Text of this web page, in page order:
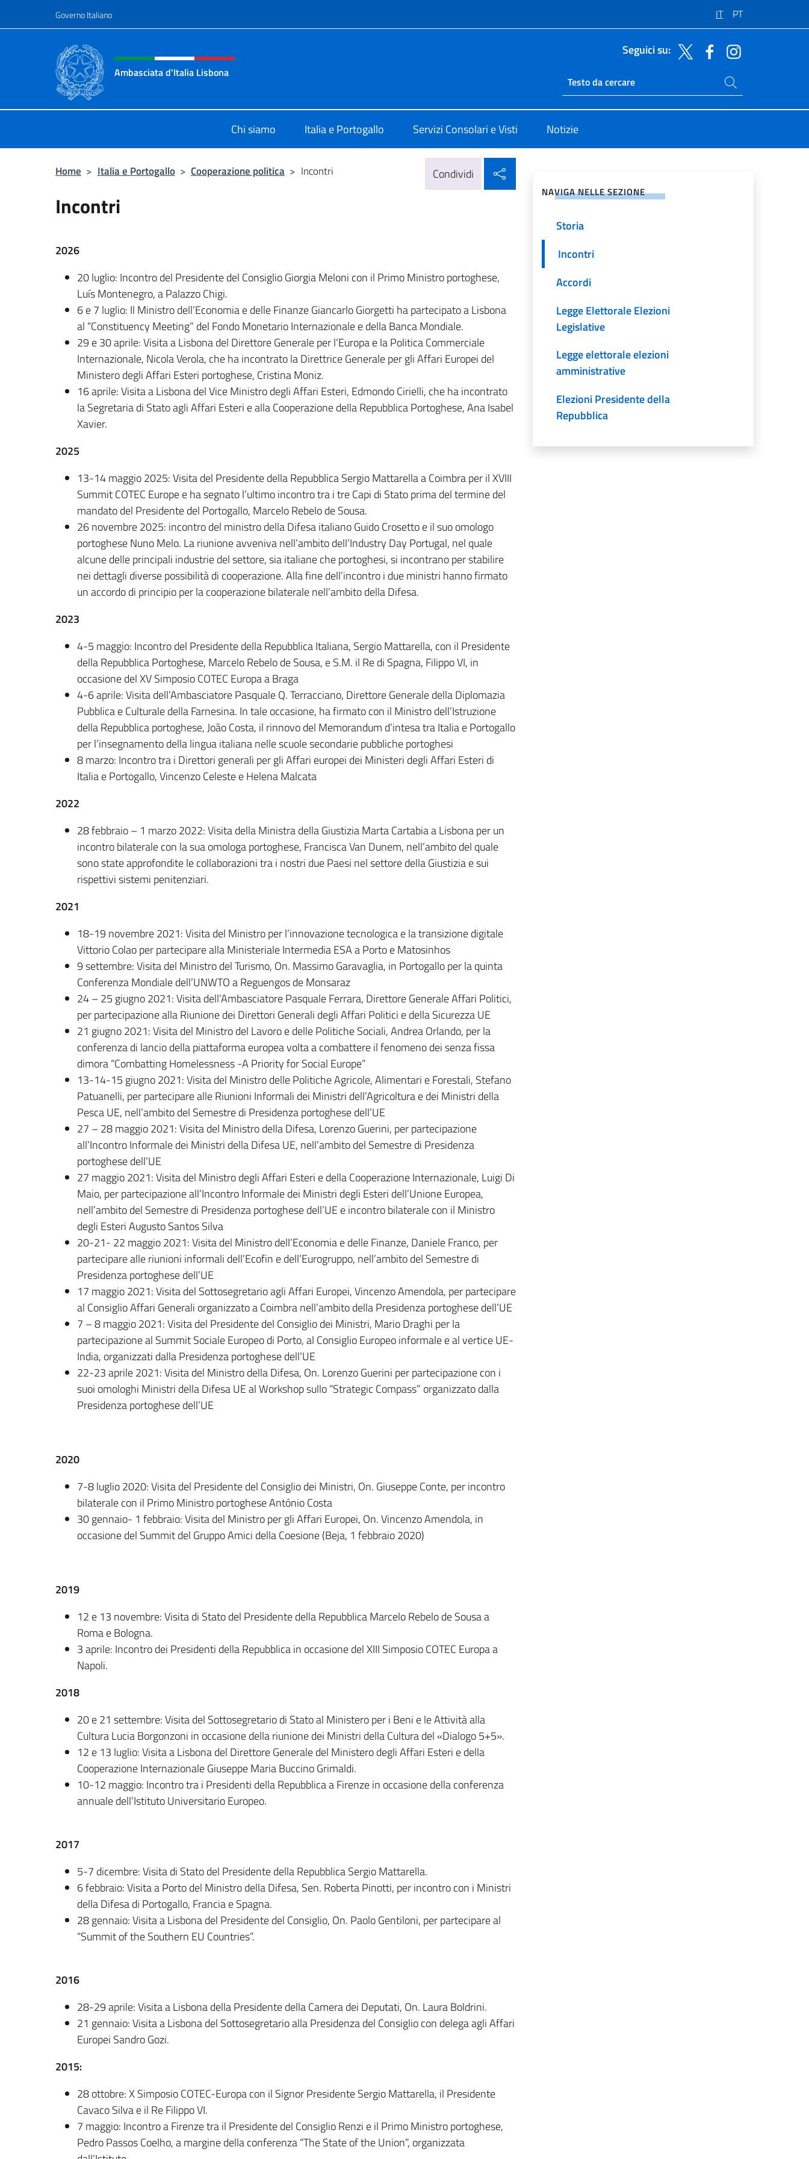
Governo Italiano IT PT
Intestazione sito, social e menù
Ambasciata d'Italia Lisbona
Seguici su:
Ricerca sito live
Cerca nel sito
Chi siamo Italia e Portogallo Servizi Consolari e Visti Notizie
Home > Italia e Portogallo > Cooperazione politica > Incontri Condividi
Incontri
2026
20 luglio: Incontro del Presidente del Consiglio Giorgia Meloni con il Primo Ministro portoghese,
Luís Montenegro, a Palazzo Chigi.
6 e 7 luglio: Il Ministro dell’Economia e delle Finanze Giancarlo Giorgetti ha partecipato a Lisbona
al “Constituency Meeting” del Fondo Monetario Internazionale e della Banca Mondiale.
29 e 30 aprile: Visita a Lisbona del Direttore Generale per l’Europa e la Politica Commerciale
Internazionale, Nicola Verola, che ha incontrato la Direttrice Generale per gli Affari Europei del
Ministero degli Affari Esteri portoghese, Cristina Moniz.
16 aprile: Visita a Lisbona del Vice Ministro degli Affari Esteri, Edmondo Cirielli, che ha incontrato
la Segretaria di Stato agli Affari Esteri e alla Cooperazione della Repubblica Portoghese, Ana Isabel
Xavier.
2025
13-14 maggio 2025: Visita del Presidente della Repubblica Sergio Mattarella a Coimbra per il XVIII
Summit COTEC Europe e ha segnato l’ultimo incontro tra i tre Capi di Stato prima del termine del
mandato del Presidente del Portogallo, Marcelo Rebelo de Sousa.
26 novembre 2025: incontro del ministro della Difesa italiano Guido Crosetto e il suo omologo
portoghese Nuno Melo. La riunione avveniva nell’ambito dell’Industry Day Portugal, nel quale
alcune delle principali industrie del settore, sia italiane che portoghesi, si incontrano per stabilire
nei dettagli diverse possibilità di cooperazione. Alla fine dell’incontro i due ministri hanno firmato
un accordo di principio per la cooperazione bilaterale nell’ambito della Difesa.
2023
4-5 maggio: Incontro del Presidente della Repubblica Italiana, Sergio Mattarella, con il Presidente
della Repubblica Portoghese, Marcelo Rebelo de Sousa, e S.M. il Re di Spagna, Filippo VI, in
occasione del XV Simposio COTEC Europa a Braga
4-6 aprile: Visita dell’Ambasciatore Pasquale Q. Terracciano, Direttore Generale della Diplomazia
Pubblica e Culturale della Farnesina. In tale occasione, ha firmato con il Ministro dell’Istruzione
della Repubblica portoghese, João Costa, il rinnovo del Memorandum d’intesa tra Italia e Portogallo
per l’insegnamento della lingua italiana nelle scuole secondarie pubbliche portoghesi
8 marzo: Incontro tra i Direttori generali per gli Affari europei dei Ministeri degli Affari Esteri di
Italia e Portogallo, Vincenzo Celeste e Helena Malcata
2022
28 febbraio – 1 marzo 2022: Visita della Ministra della Giustizia Marta Cartabia a Lisbona per un
incontro bilaterale con la sua omologa portoghese, Francisca Van Dunem, nell’ambito del quale
sono state approfondite le collaborazioni tra i nostri due Paesi nel settore della Giustizia e sui
rispettivi sistemi penitenziari.
2021
18-19 novembre 2021: Visita del Ministro per l’innovazione tecnologica e la transizione digitale
Vittorio Colao per partecipare alla Ministeriale Intermedia ESA a Porto e Matosinhos
9 settembre: Visita del Ministro del Turismo, On. Massimo Garavaglia, in Portogallo per la quinta
Conferenza Mondiale dell’UNWTO a Reguengos de Monsaraz
24 – 25 giugno 2021: Visita dell’Ambasciatore Pasquale Ferrara, Direttore Generale Affari Politici,
per partecipazione alla Riunione dei Direttori Generali degli Affari Politici e della Sicurezza UE
21 giugno 2021: Visita del Ministro del Lavoro e delle Politiche Sociali, Andrea Orlando, per la
conferenza di lancio della piattaforma europea volta a combattere il fenomeno dei senza fissa
dimora “Combatting Homelessness -A Priority for Social Europe”
13-14-15 giugno 2021: Visita del Ministro delle Politiche Agricole, Alimentari e Forestali, Stefano
Patuanelli, per partecipare alle Riunioni Informali dei Ministri dell’Agricoltura e dei Ministri della
Pesca UE, nell’ambito del Semestre di Presidenza portoghese dell’UE
27 – 28 maggio 2021: Visita del Ministro della Difesa, Lorenzo Guerini, per partecipazione
all’Incontro Informale dei Ministri della Difesa UE, nell’ambito del Semestre di Presidenza
portoghese dell’UE
27 maggio 2021: Visita del Ministro degli Affari Esteri e della Cooperazione Internazionale, Luigi Di
Maio, per partecipazione all’Incontro Informale dei Ministri degli Esteri dell’Unione Europea,
nell’ambito del Semestre di Presidenza portoghese dell’UE e incontro bilaterale con il Ministro
degli Esteri Augusto Santos Silva
20-21- 22 maggio 2021: Visita del Ministro dell’Economia e delle Finanze, Daniele Franco, per
partecipare alle riunioni informali dell’Ecofin e dell’Eurogruppo, nell’ambito del Semestre di
Presidenza portoghese dell’UE
17 maggio 2021: Visita del Sottosegretario agli Affari Europei, Vincenzo Amendola, per partecipare
al Consiglio Affari Generali organizzato a Coimbra nell’ambito della Presidenza portoghese dell’UE
7 – 8 maggio 2021: Visita del Presidente del Consiglio dei Ministri, Mario Draghi per la
partecipazione al Summit Sociale Europeo di Porto, al Consiglio Europeo informale e al vertice UE-
India, organizzati dalla Presidenza portoghese dell’UE
22-23 aprile 2021: Visita del Ministro della Difesa, On. Lorenzo Guerini per partecipazione con i
suoi omologhi Ministri della Difesa UE al Workshop sullo “Strategic Compass” organizzato dalla
Presidenza portoghese dell’UE
2020
7-8 luglio 2020: Visita del Presidente del Consiglio dei Ministri, On. Giuseppe Conte, per incontro
bilaterale con il Primo Ministro portoghese António Costa
30 gennaio- 1 febbraio: Visita del Ministro per gli Affari Europei, On. Vincenzo Amendola, in
occasione del Summit del Gruppo Amici della Coesione (Beja, 1 febbraio 2020)
2019
12 e 13 novembre: Visita di Stato del Presidente della Repubblica Marcelo Rebelo de Sousa a
Roma e Bologna.
3 aprile: Incontro dei Presidenti della Repubblica in occasione del XIII Simposio COTEC Europa a
Napoli.
2018
20 e 21 settembre: Visita del Sottosegretario di Stato al Ministero per i Beni e le Attività alla
Cultura Lucia Borgonzoni in occasione della riunione dei Ministri della Cultura del «Dialogo 5+5».
12 e 13 luglio: Visita a Lisbona del Direttore Generale del Ministero degli Affari Esteri e della
Cooperazione Internazionale Giuseppe Maria Buccino Grimaldi.
10-12 maggio: Incontro tra i Presidenti della Repubblica a Firenze in occasione della conferenza
annuale dell’Istituto Universitario Europeo.
2017
5-7 dicembre: Visita di Stato del Presidente della Repubblica Sergio Mattarella.
6 febbraio: Visita a Porto del Ministro della Difesa, Sen. Roberta Pinotti, per incontro con i Ministri
della Difesa di Portogallo, Francia e Spagna.
28 gennaio: Visita a Lisbona del Presidente del Consiglio, On. Paolo Gentiloni, per partecipare al
“Summit of the Southern EU Countries”.
2016
28-29 aprile: Visita a Lisbona della Presidente della Camera dei Deputati, On. Laura Boldrini.
21 gennaio: Visita a Lisbona del Sottosegretario alla Presidenza del Consiglio con delega agli Affari
Europei Sandro Gozi.
2015:
28 ottobre: X Simposio COTEC-Europa con il Signor Presidente Sergio Mattarella, il Presidente
Cavaco Silva e il Re Filippo VI.
7 maggio: Incontro a Firenze tra il Presidente del Consiglio Renzi e il Primo Ministro portoghese,
Pedro Passos Coelho, a margine della conferenza “The State of the Union”, organizzata
NAVIGA NELLE SEZIONE
Storia
Incontri
Accordi
Legge Elettorale Elezioni
Legislative
Legge elettorale elezioni
amministrative
Elezioni Presidente della
Repubblica